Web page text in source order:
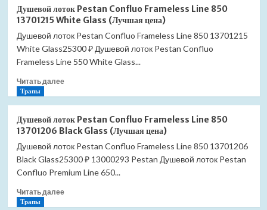
(Лучшая
цена)
лоток
Pestan
Confluo
Frameless
Line
13701233
цена)
Душевой лоток Pestan Confluo Frameless Line 850
13701215 White Glass (Лучшая цена)
Душевой лоток Pestan Confluo Frameless Line 850 13701215
White Glass25300 ₽ Душевой лоток Pestan Confluo
Frameless Line 550 White Glass...
Читать далееПрочитать
лоток
Pestan
Confluo
Frameless
Line
13701215
Трапы
Душевой лоток Pestan Confluo Frameless Line 850
13701206 Black Glass (Лучшая цена)
Душевой лоток Pestan Confluo Frameless Line 850 13701206
Black Glass25300 ₽ 13000293 Pestan Душевой лоток Pestan
Confluo Premium Line 650...
Читать далееПрочитать
Трапы